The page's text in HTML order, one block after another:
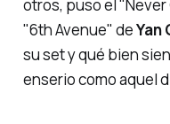
otros, puso el"Never
"6th Avenue" deYan
su set y qué bien
enserio como aquel